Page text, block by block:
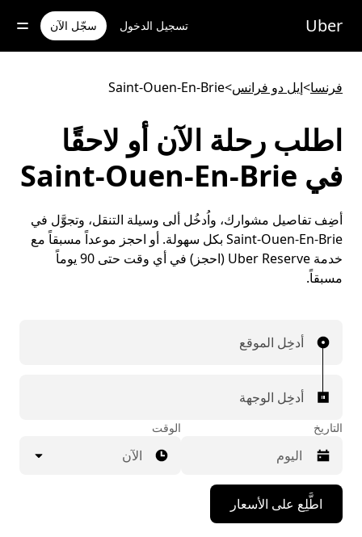
للوصول
المحتوى
Uber تسجيل الدخول سجّل الآن
فرنسا>إيل دو فرانس>
Saint-Ouen-En-Brie
اطلب رحلة الآن أو لاحقًا
في Saint-Ouen-En-Brie
أضِف تفاصيل مشوارك، واُدخُل ألى وسيلة التنقل، وتجوَّل في
Saint-Ouen-En-Brie بكل سهولة. أو احجز موعداً مسبقاً مع
خدمة Uber Reserve (احجز) في أي وقت حتى 90 يوماً
مسبقاً.
أدخِل الموقع
أدخِل الوجهة
التاريخ
اضغط
على
مفتاح
الوقت
الآن
اطَّلِع على الأسعار